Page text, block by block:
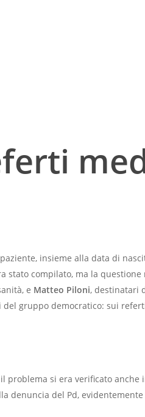
insieme alla data di
stato compilato, ma la
e Matteo Piloni, destinatari
del gruppo democratico: sui
problema si era verificato anche
denuncia del Pd,